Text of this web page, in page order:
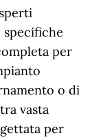
specifiche
per
o di
vasta
per